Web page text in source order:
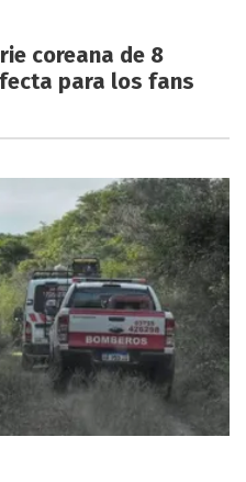
coreana de 8
para los fans